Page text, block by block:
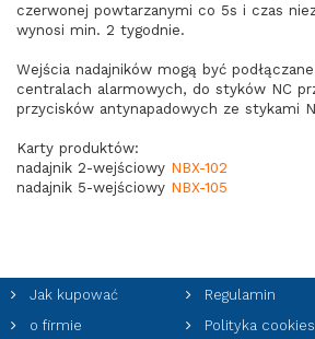
czerwonej powtarzanymi co 5s i czas
wynosi min. 2 tygodnie.
Wejścia nadajników mogą być
centralach alarmowych, do styków NC
przycisków antynapadowych ze stykami
Karty produktów:
nadajnik 2-wejściowy NBX-102
nadajnik 5-wejściowy NBX-105
Jak kupować
o firmie
Regulamin
Polityka cookies